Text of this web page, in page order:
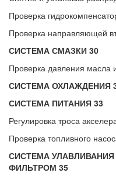
Проверка
Проверка направляющей
СИСТЕМА СМАЗКИ 30
Проверка давления масла
СИСТЕМА ОХЛАЖДЕНИЯ
СИСТЕМА ПИТАНИЯ 33
Регулировка троса
Проверка топливного
СИСТЕМА
ФИЛЬТРОМ 35